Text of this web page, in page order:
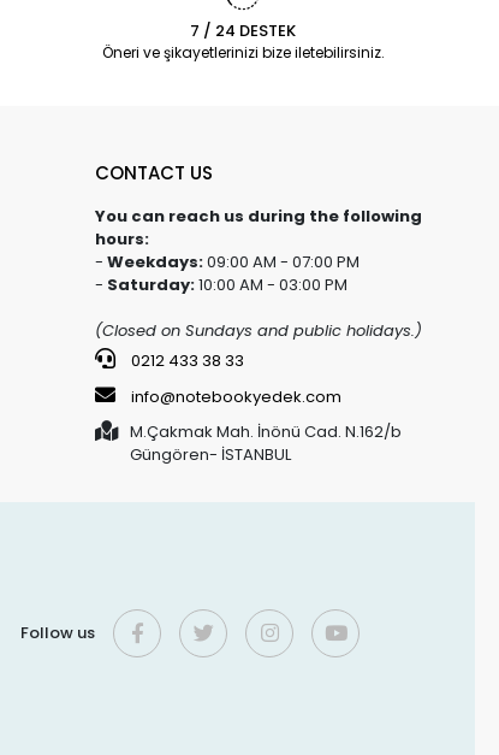
7 / 24 DESTEK
Öneri ve şikayetlerinizi bize iletebilirsiniz.
CONTACT US
You can reach us during the following
hours:
- Weekdays:09:00 AM - 07:00 PM
- Saturday:10:00 AM - 03:00 PM
(Closed on Sundays and public holidays.)
0212 433 38 33
info@notebookyedek.com
M.Çakmak Mah. İnönü Cad. N.162/b
Güngören- İSTANBUL
Follow us